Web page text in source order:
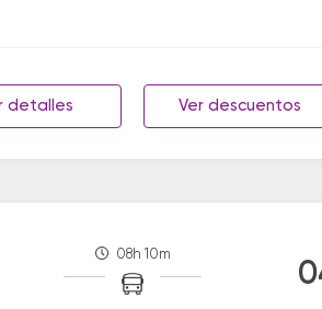
detalles Ver descuentos
08h 10m